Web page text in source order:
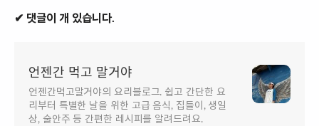
✔ 댓글이 개 있습니다.
언젠간 먹고 말거야
언젠간먹고말거야의 요리블로그. 쉽고 간단한 요
리부터 특별한 날을 위한 고급 음식, 집들이, 생일
상, 술안주 등 간편한 레시피를 알려드려요.